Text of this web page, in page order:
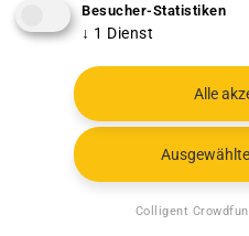
Besucher-Statistiken
↓ 1 Dienst
Alle
Colligent